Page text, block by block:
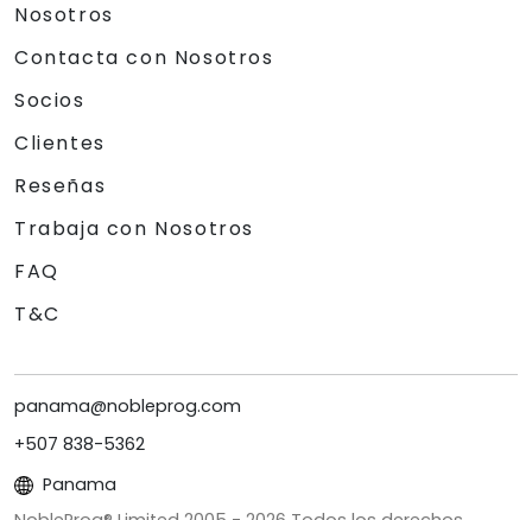
Nosotros
Contacta con Nosotros
Socios
Clientes
Reseñas
Trabaja con Nosotros
FAQ
T&C
panama@nobleprog.com
+507 838-5362
Panama